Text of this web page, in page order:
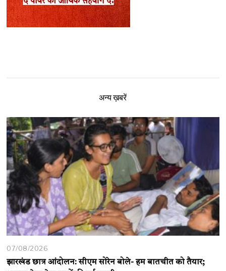
अन्य ख़बरें
07/08/2026
झारखंड छात्र आंदोलन: सीएम सोरेन बोले- हम बातचीत को तैयार;